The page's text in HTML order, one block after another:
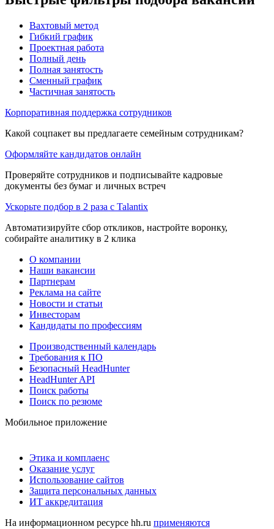
Вахтовый метод
Гибкий график
Проектная работа
Полный день
Полная занятость
Сменный график
Частичная занятость
Корпоративная поддержка сотрудников
Какой соцпакет вы предлагаете семейным сотрудникам?
Оформляйте кандидатов онлайн
Проверяйте сотрудников и подписывайте кадровые
документы без бумаг и личных встреч
Ускорьте подбор в 2 раза с Talantix
Автоматизируйте сбор откликов, настройте воронку,
собирайте аналитику в 2 клика
О компании
Наши вакансии
Партнерам
Реклама на сайте
Новости и статьи
Инвесторам
Кандидаты по профессиям
Производственный календарь
Требования к ПО
Безопасный HeadHunter
HeadHunter API
Поиск работы
Поиск по резюме
Мобильное приложение
Этика и комплаенс
Оказание услуг
Использование сайтов
Защита персональных данных
ИТ аккредитация
На информационном ресурсе hh.ru применяются